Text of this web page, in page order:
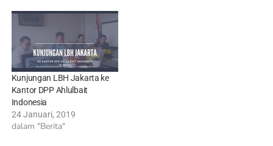
Kunjungan LBH Jakarta ke
Kantor DPP Ahlulbait
Indonesia
24 Januari, 2019
dalam "Berita"